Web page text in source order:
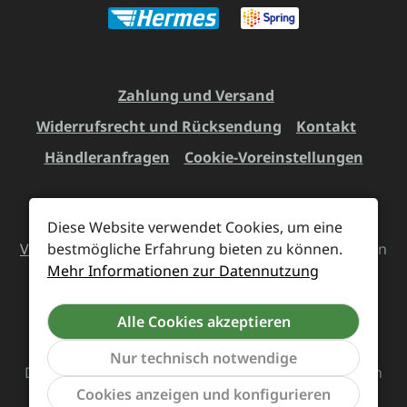
Zahlung und Versand
Widerrufsrecht und Rücksendung
Kontakt
Händleranfragen
Cookie-Voreinstellungen
Alle Preise inkl. gesetzl. Mehrwertsteuer zzgl.
Versandkostenund ggf. Nachnahmegebühren, wenn
nicht anders angegeben.
Vertrag widerrufen
Das Team von Supreme Chaos Records rockt diesen
Laden für euch.
Diese Website verwendet Cookies, um eine
bestmögliche Erfahrung bieten zu können.
Mehr Informationen zur Datennutzung
Alle Cookies akzeptieren
Nur technisch notwendige
Cookies anzeigen und konfigurieren